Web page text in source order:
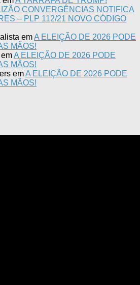
CONVERGÊNCIAS NOTIFICA
– PLP 112/21 NOVO CÓDIGO
emA ELEIÇÃO DE 2026 PODE
MÃOS!
emA ELEIÇÃO DE 2026 PODE
MÃOS!
emA ELEIÇÃO DE 2026 PODE
MÃOS!